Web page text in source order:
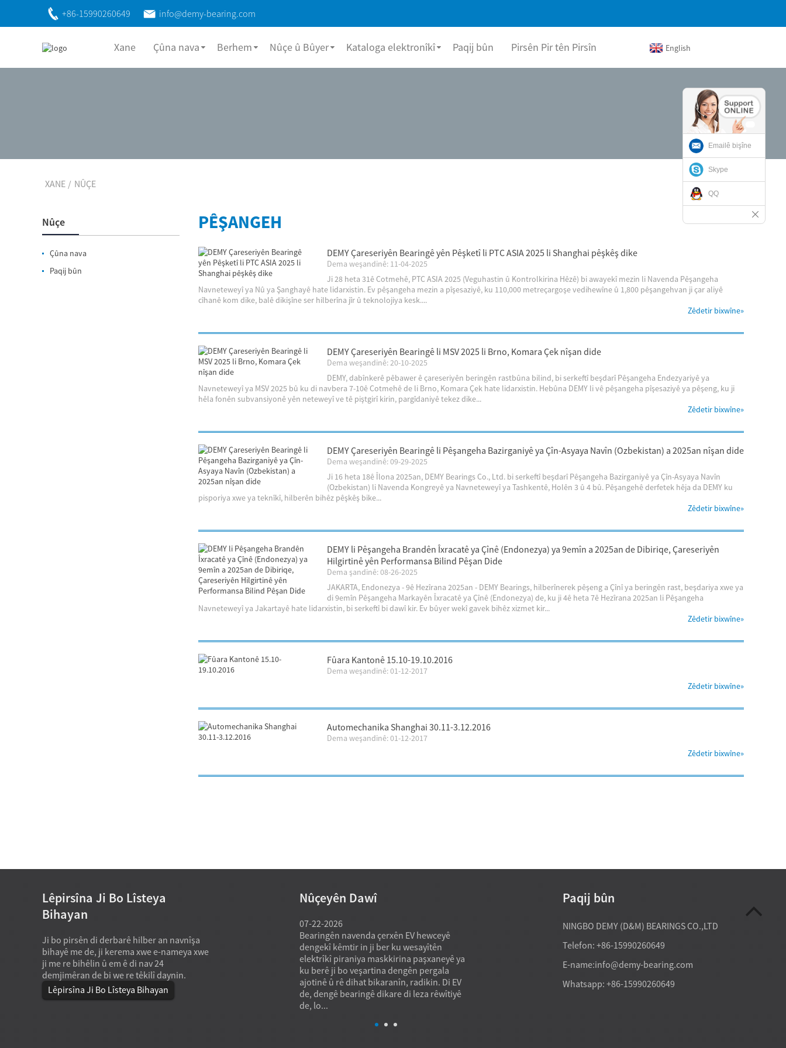
+86-15990260649 info@demy-bearing.com
Xane Çûna nava Berhem Nûçe û Bûyer Kataloga elektronîkî Paqij bûn Pirsên Pir tên Pirsîn English
XANE NÛÇE
Nûçe
Çûna nava
Paqij bûn
PÊŞANGEH
DEMY Çareseriyên Bearingê yên Pêşketî li PTC ASIA 2025 li Shanghai pêşkêş dike
Dema weşandinê: 11-04-2025
Ji 28 heta 31ê Cotmehê, PTC ASIA 2025 (Veguhastin û Kontrolkirina Hêzê) bi awayekî mezin li Navenda Pêşangeha
Navneteweyî ya Nû ya Şanghayê hate lidarxistin. Ev pêşangeha mezin a pîşesaziyê, ku 110,000 metreçargoşe vedihewîne û 1,800 pêşangehvan ji çar aliyê
cîhanê kom dike, balê dikişîne ser hilberîna jîr û teknolojiya kesk....
Zêdetir bixwîne»
DEMY Çareseriyên Bearingê li MSV 2025 li Brno, Komara Çek nîşan dide
Dema weşandinê: 20-10-2025
DEMY, dabînkerê pêbawer ê çareseriyên beringên rastbûna bilind, bi serkeftî beşdarî Pêşangeha Endezyariyê ya
Navneteweyî ya MSV 2025 bû ku di navbera 7-10ê Cotmehê de li Brno, Komara Çek hate lidarxistin. Hebûna DEMY li vê pêşangeha pîşesaziyê ya pêşeng, ku ji
hêla fonên subvansiyonê yên neteweyî ve tê piştgirî kirin, pargîdaniyê tekez dike...
Zêdetir bixwîne»
DEMY Çareseriyên Bearingê li Pêşangeha Bazirganiyê ya Çîn-Asyaya Navîn (Ozbekistan) a 2025an nîşan dide
Dema weşandinê: 09-29-2025
Ji 16 heta 18ê Îlona 2025an, DEMY Bearings Co., Ltd. bi serkeftî beşdarî Pêşangeha Bazirganiyê ya Çîn-Asyaya Navîn
(Ozbekistan) li Navenda Kongreyê ya Navneteweyî ya Tashkentê, Holên 3 û 4 bû. Pêşangehê derfetek hêja da DEMY ku
pisporiya xwe ya teknîkî, hilberên bihêz pêşkêş bike...
Zêdetir bixwîne»
DEMY li Pêşangeha Brandên Îxracatê ya Çînê (Endonezya) ya 9emîn a 2025an de Dibiriqe, Çareseriyên
Hilgirtinê yên Performansa Bilind Pêşan Dide
Dema şandinê: 08-26-2025
JAKARTA, Endonezya - 9ê Hezîrana 2025an - DEMY Bearings, hilberînerek pêşeng a Çînî ya beringên rast, beşdariya xwe ya
di 9emîn Pêşangeha Markayên Îxracatê ya Çînê (Endonezya) de, ku ji 4ê heta 7ê Hezîrana 2025an li Pêşangeha
Navneteweyî ya Jakartayê hate lidarxistin, bi serkeftî bi dawî kir. Ev bûyer wekî gavek bihêz xizmet kir...
Zêdetir bixwîne»
Fûara Kantonê 15.10-19.10.2016
Dema weşandinê: 01-12-2017
Zêdetir bixwîne»
Automechanika Shanghai 30.11-3.12.2016
Dema weşandinê: 01-12-2017
Zêdetir bixwîne»
Lêpirsîna Ji Bo Lîsteya
Bihayan
Ji bo pirsên di derbarê hilber an navnîşa
bihayê me de, ji kerema xwe e-nameya xwe
ji me re bihêlin û em ê di nav 24
demjimêran de bi we re têkilî daynin.
Lêpirsîna Ji Bo Lîsteya Bihayan
Paqij bûn
NINGBO DEMY (D&M) BEARINGS CO.,LTD
Telefon: +86-15990260649
E-name:info@demy-bearing.com
Whatsapp: +86-15990260649
Nûçeyên Dawî
Hilgirên silindirî hişkbûna motorên gerok
baştir dikin ji ber ku ew geometriyek
gerandina têkiliya xêzê peyda dikin ku li
hember xwarbûna radyal ji gelek sêwiranên
hilgirên topê çêtir li ber xwe dide. Di warê
pratîkî de, ev tê vê wateyê ...
07-22-2026
Bearingên navenda çerxên EV hewceyê
dengekî kêmtir in ji ber ku wesayîtên
elektrîkî piraniya maskkirina paşxaneyê ya
ku berê ji bo veşartina dengên pergala
ajotinê û rê dihat bikaranîn, radikin. Di EV
de, dengê bearingê dikare di leza rêwîtiyê
de, lo...
mezin ên zivirî bi veguherandina barê
eksîyal bo rêyeke têkiliya gerok a kontrolkirî
ku li hember veqetandina vertîkal li ber xwe
dide di heman demê de dihêle ku zivirînek
07-21-2026
baştir dikin ji ber ku ew geometriyek
gerandina têkiliya xêzê peyda dikin
hember xwarbûna radyal ji gelek
hilgirên topê çêtir li ber xwe dide.
Emailê bişîne
Skype
QQ